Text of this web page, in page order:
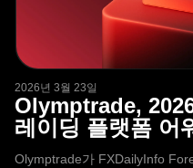
2026년 3월 23일
Olymptrade,
레이딩 플랫폼 어
Olymptrade가 FXDailyInfo